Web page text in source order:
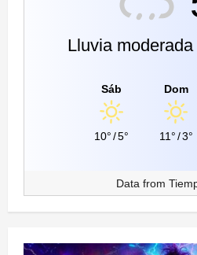
Lluvia
Sáb
10°/5°
Dom
11°/3°
Data from